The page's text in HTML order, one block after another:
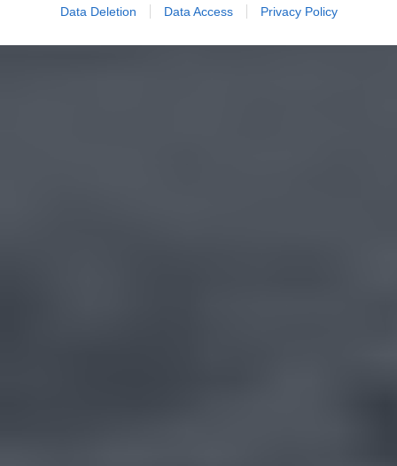
Data Deletion Data Access Privacy Policy